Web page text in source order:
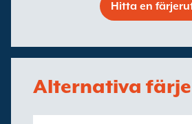
Hitta en
Alternativa